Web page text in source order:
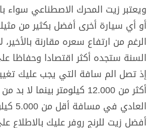
ويعتبر زيت المحرك الاصطناعي سواء
أو أي سيارة أخرى أفضل بكثير من
الرغم من ارتفاع سعره مقارنة بالأخير،
السنة ستجده أكثر اقتصادا وحفاظا
إذ تصل الم سافة التي يجب عليك
أكثر من 12.000 كيلومتر بينما
أفضل زيت للرنج روفر عليك بالاطلاع